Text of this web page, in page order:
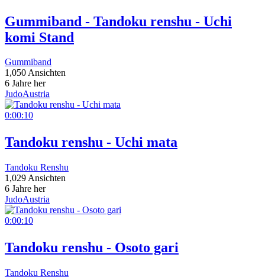
Gummiband - Tandoku renshu - Uchi
komi Stand
Gummiband
1,050 Ansichten
6 Jahre her
JudoAustria
0:00:10
Tandoku renshu - Uchi mata
Tandoku Renshu
1,029 Ansichten
6 Jahre her
JudoAustria
0:00:10
Tandoku renshu - Osoto gari
Tandoku Renshu